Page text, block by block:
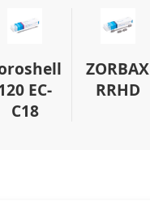
EC-
C18
ZORBAX
RRHD